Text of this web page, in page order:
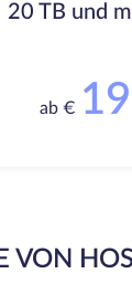
20 TB und
ab € 19
VON